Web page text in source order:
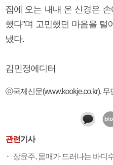
집에 오는 내내 온 신경은
했다"며 고민했던 마음을 털
냈다.
김민정에디터
ⓒ국제신문(www.kookje.co.kr), 무
관련기사
장윤주, 몸매가 드러나는 바디